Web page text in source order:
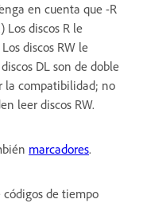
en cuenta que -R
Los discos R le
discos RW le
DL son de doble
la compatibilidad; no
leer discos RW.
marcadores.
códigos de tiempo